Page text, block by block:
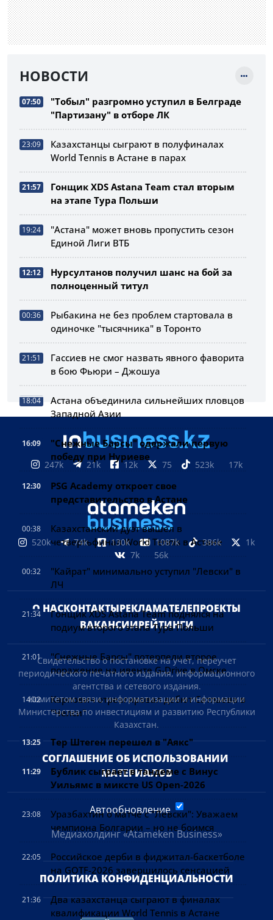
НОВОСТИ
07:50
"Тобыл" разгромно уступил в Белграде
"Партизану" в отборе ЛК
23:09
Казахстанцы сыграют в полуфиналах
World Tennis в Астане в парах
21:57
Гонщик XDS Astana Team стал вторым
на этапе Тура Польши
19:24
"Астана" может вновь пропустить сезон
Единой Лиги ВТБ
12:12
Нурсултанов получил шанс на бой за
полноценный титул
00:36
Рыбакина не без проблем стартовала в
одиночке "тысячника" в Торонто
21:51
Гассиев не смог назвать явного фаворита
в бою Фьюри – Джошуа
18:04
Астана объединила сильнейших пловцов
Западной Азии
16:09
"Снежные Барсы" одержали первую
победу при Нуриеве
12:30
PSG Academy откроет свое
представительство в Астане
00:38
Казахстанский дуэт вышел в
четвертьфинал World Tennis в Астане
00:32
"Кайрат" минимально уступил "Левски" в
ЛЧ
21:34
Гонщик XDS Astana Team поднялся на
подиум второго этапа Тура Польши
21:01
"Снежные Барсы" потерпели второе
поражение на ивенте G-Drive в Омске
14:02
Карпович отреагировал дебют Сатпаева в
"Челси"
13:25 Тер Штеген перешел в "Аякс"
11:29
Бублик сыграет в тандеме с Винус
Уильямс в миксте US Open-2026
23:08
Уразбахтин о матче с "Левски": Уважаем
чемпиона Болгарии – но не боимся
22:05
Российское дерби в фиджитал-баскетболе
на GOTF-2026 завершилось сенсацией
21:36
Два казахстанца сыграют в финалах
квалификации World Tennis в Астане
247k 21k 12k 75 523k 17k
520k 74k 130k 1087k 386k
1k
7k
56k
О НАСКОНТАКТЫРЕКЛАМАТЕЛЕПРОЕКТЫ
ВАКАНСИИРЕЙТИНГИ
Свидетельство о постановке на учет, переучет
периодического печатного издания, информационного
агентства и сетевого издания.
Комитетом связи, информатизации и информации
Министерства по инвестициям и развитию Республики
Казахстан.
СОГЛАШЕНИЕ ОБ ИСПОЛЬЗОВАНИИ
МАТЕРИАЛОВ
Автообновление
Медиахолдинг «Atameken Business»
ПОЛИТИКА КОНФИДЕНЦИАЛЬНОСТИ